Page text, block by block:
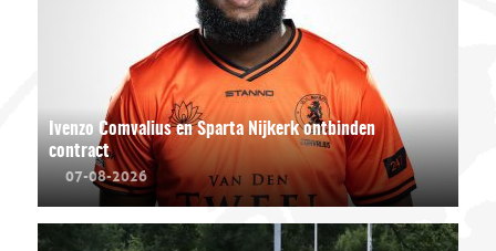
Ivenzo Comvalius en Sparta Nijkerk ontbinden
contract
07-08-2026